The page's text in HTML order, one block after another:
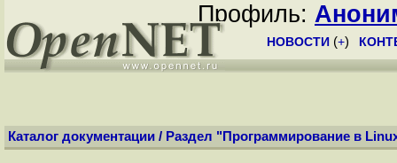
Профиль:
НОВОСТИ (+)
Каталог документации / Раздел "Программирование в